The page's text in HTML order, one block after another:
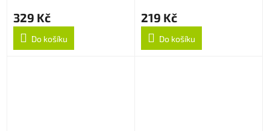
329 Kč
Do košíku
219 Kč
Do košíku